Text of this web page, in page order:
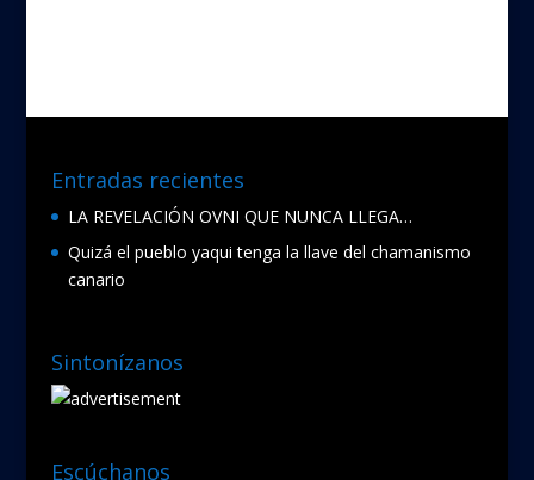
Entradas recientes
LA REVELACIÓN OVNI QUE NUNCA LLEGA…
Quizá el pueblo yaqui tenga la llave del chamanismo
canario
Sintonízanos
Escúchanos